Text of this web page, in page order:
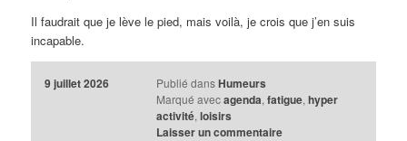
Il faudrait que je lève le pied, mais voilà, je crois que j’en suis
incapable.
9 juillet 2026 Publié dans Humeurs
Marqué avec agenda, fatigue, hyper
activité, loisirs
Laisser un commentaire